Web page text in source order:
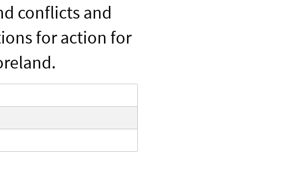
conflicts and
for action for